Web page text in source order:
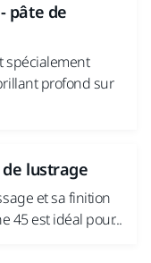
pâte de
spécialement
profond sur
de lustrage
et sa finition
45 est idéal pour...